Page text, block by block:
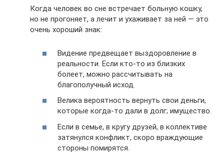
Когда человек во сне встречает больную кошку,
но не прогоняет, а лечит и ухаживает за ней — это
очень хороший знак:
Видение предвещает выздоровление в
реальности. Если кто-то из близких
болеет, можно рассчитывать на
благополучный исход.
Велика вероятность вернуть свои деньги,
которые когда-то дали в долг; имущество.
Если в семье, в кругу друзей, в коллективе
затянулся конфликт, скоро враждующие
стороны помирятся.